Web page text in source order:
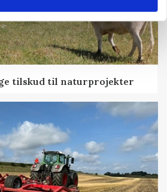
tilskud til naturprojekter